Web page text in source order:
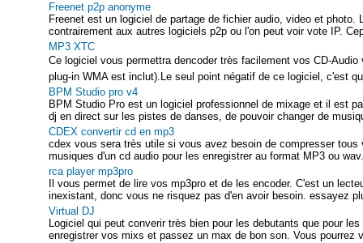
Freenet p2p anonyme
Freenet est un logiciel de partage de fichier audio, video et
contrairement aux autres logiciels p2p ou l'on peut voir vote IP.
MP3 XTC
Ce logiciel vous permettra dencoder très facilement vos CD-
plug-in WMA est inclut).Le seul point négatif de ce logiciel, c'est
BPM Studio pro v4
BPM Studio Pro est un logiciel professionnel de mixage et il est
dj en direct sur les pistes de danses, de pouvoir changer de
CDEX convertir cd en mp3
cdex vous sera très utile si vous avez besoin de compresser
musiques d'un cd audio pour les enregistrer au format MP3 ou
rca player mp3pro
Il vous permet de lire vos mp3pro et de les encoder. C'est un
inexistant, donc vous ne risquez pas d'en avoir besoin. essayez
Virtual DJ
Logiciel qui peut converir très bien pour les debutants que pour
enregistrer vos mixs et passez un max de bon son. Vous pourrez